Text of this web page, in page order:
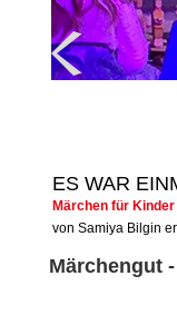
ES WAR
Märchen für
von Samiya Bilgin
Märchengut